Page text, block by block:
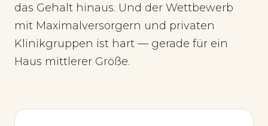
das Gehalt hinaus. Und der Wettbewerb
mit Maximalversorgern und privaten
Klinikgruppen ist hart — gerade für ein
Haus mittlerer Größe.